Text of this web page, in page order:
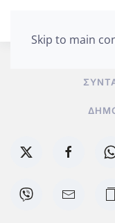
Skip to main